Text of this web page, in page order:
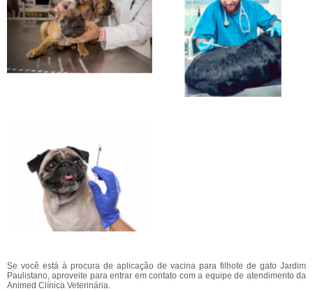
Se você está à procura de aplicação de vacina para filhote de gato Jardim
Paulistano, aproveite para entrar em contato com a equipe de atendimento da
Animed Clínica Veterinária.